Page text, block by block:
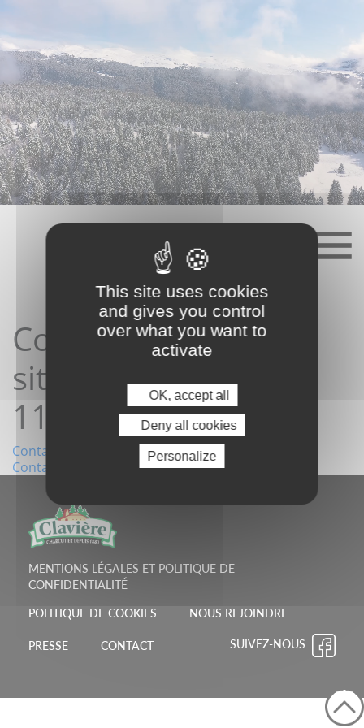
content
Contact depuis le
site25/04/2022
11:32:03
Navigation
l’article
Contact depuis le site25/04/2022 10:03:30
Contact depuis le site25/04/2022 11:33:51
MENTIONS LÉGALES ET POLITIQUE DE
CONFIDENTIALITÉ
POLITIQUE DE COOKIES NOUS REJOINDRE
PRESSE CONTACT SUIVEZ-NOUS
This site uses cookies
and gives you control
over what you want to
activate
OK, accept all
Deny all cookies
Personalize